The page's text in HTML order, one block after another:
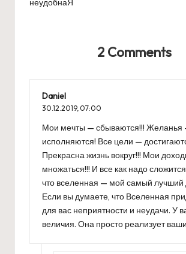
navigation
неудобнаЯ
2 Comments
Daniel
30.12.2019,07:00
Мои мечты — сбываются!!! Желанья
исполняются! Все цели —
Прекрасна жизнь вокруг!!! Мои
множаться!!! И все как надо
что вселенная — мой самый лучший
Если вы думаете, что Вселенная
для вас неприятности и неудачи. У
величия. Она просто реализует